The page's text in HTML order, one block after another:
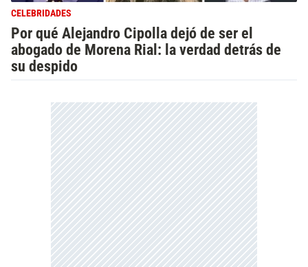
CELEBRIDADES
Por qué Alejandro Cipolla dejó de ser el
abogado de Morena Rial: la verdad detrás de
su despido